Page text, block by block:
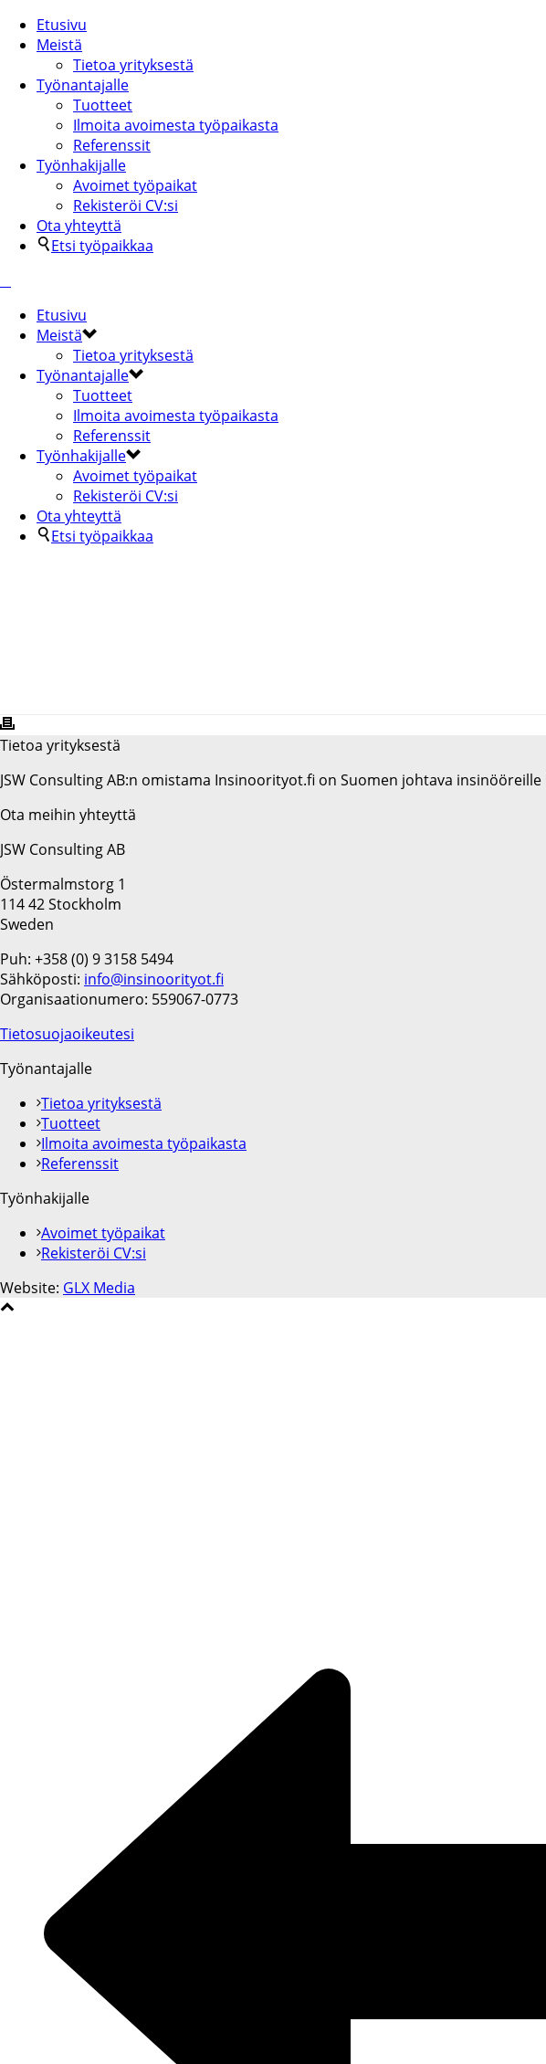
Etusivu
Meistä
Tietoa yrityksestä
Työnantajalle
Tuotteet
Ilmoita avoimesta työpaikasta
Referenssit
Työnhakijalle
Avoimet työpaikat
Rekisteröi CV:si
Ota yhteyttä
Etsi työpaikkaa
Etusivu
Meistä
Tietoa yrityksestä
Työnantajalle
Tuotteet
Ilmoita avoimesta työpaikasta
Referenssit
Työnhakijalle
Avoimet työpaikat
Rekisteröi CV:si
Ota yhteyttä
Etsi työpaikkaa
Tietoa yrityksestä
JSW Consulting AB:n omistama Insinoorityot.fi on Suomen johtava
Ota meihin yhteyttä
JSW Consulting AB
Östermalmstorg 1
114 42 Stockholm
Sweden
Puh: +358 (0) 9 3158 5494
Sähköposti: info@insinoorityot.fi
Organisaationumero: 559067-0773
Tietosuojaoikeutesi
Työnantajalle
Tietoa yrityksestä
Tuotteet
Ilmoita avoimesta työpaikasta
Referenssit
Työnhakijalle
Avoimet työpaikat
Rekisteröi CV:si
Website: GLX Media